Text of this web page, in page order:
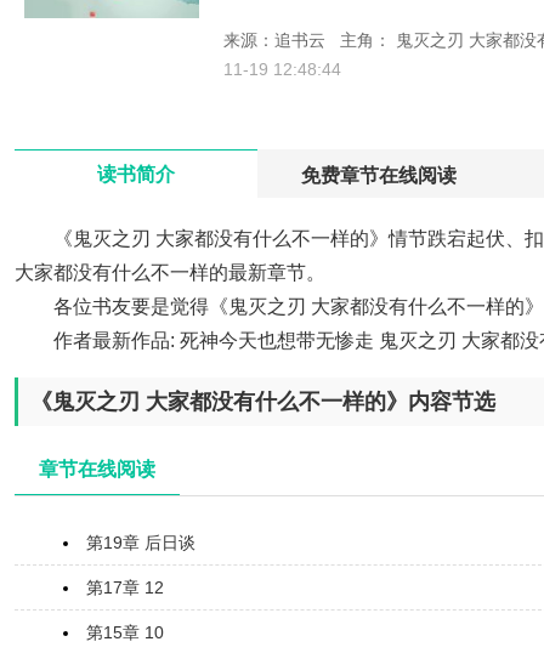
来源：追书云
主角： 鬼灭之刃 大家都
11-19 12:48:44
读书简介 免费章节在线阅读
《鬼灭之刃 大家都没有什么不一样的》情节跌宕起伏
大家都没有什么不一样的最新章节。
各位书友要是觉得《鬼灭之刃 大家都没有什么不一样的
作者最新作品: 死神今天也想带无惨走 鬼灭之刃 大家都
《鬼灭之刃 大家都没有什么不一样的》内容节选
章节在线阅读
第19章 后日谈
第17章 12
第15章 10